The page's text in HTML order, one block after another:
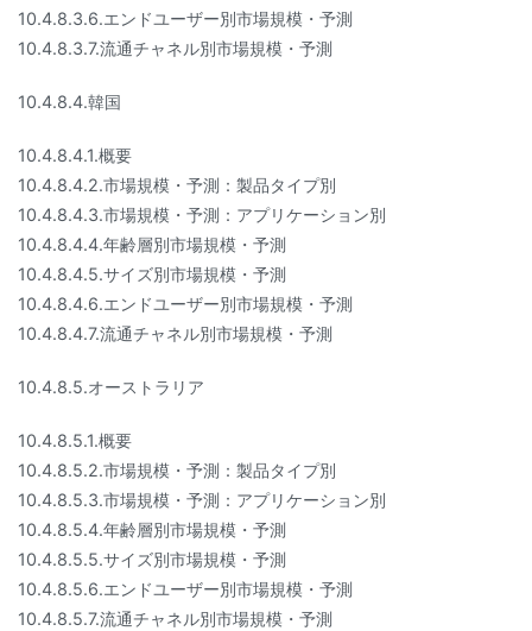
10.4.8.3.6.エンドユーザー別市場規模・予測
10.4.8.3.7.流通チャネル別市場規模・予測
10.4.8.4.韓国
10.4.8.4.1.概要
10.4.8.4.2.市場規模・予測：製品タイプ別
10.4.8.4.3.市場規模・予測：アプリケーション別
10.4.8.4.4.年齢層別市場規模・予測
10.4.8.4.5.サイズ別市場規模・予測
10.4.8.4.6.エンドユーザー別市場規模・予測
10.4.8.4.7.流通チャネル別市場規模・予測
10.4.8.5.オーストラリア
10.4.8.5.1.概要
10.4.8.5.2.市場規模・予測：製品タイプ別
10.4.8.5.3.市場規模・予測：アプリケーション別
10.4.8.5.4.年齢層別市場規模・予測
10.4.8.5.5.サイズ別市場規模・予測
10.4.8.5.6.エンドユーザー別市場規模・予測
10.4.8.5.7.流通チャネル別市場規模・予測